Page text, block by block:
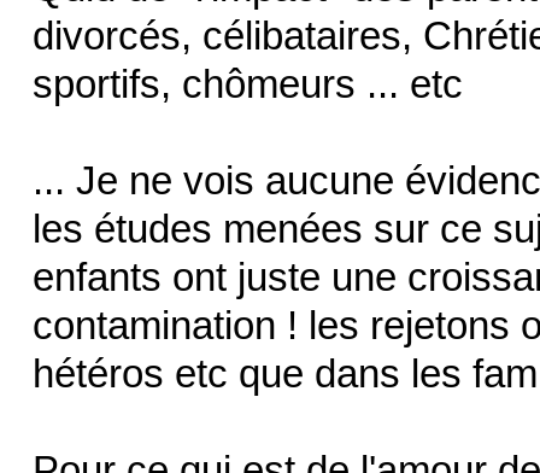
divorcés, célibataires,
sportifs, chômeurs ... etc
... Je ne vois aucune
les études menées sur ce
enfants ont juste une
contamination ! les rejetons
hétéros etc que dans les